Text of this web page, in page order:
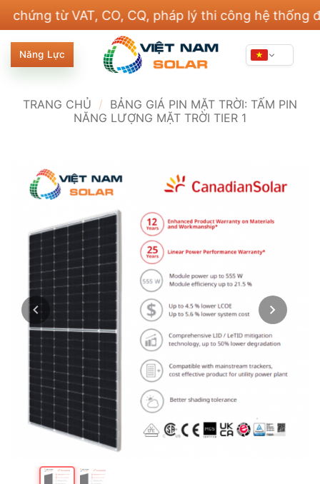
nội
dung
từ VAT, CO, CQ, pháp lý thi công hệ thống điện
Năng Lực
TRANG CHỦ / BẢNG GIÁ PIN MẶT TRỜI: TẤM PIN
NĂNG LƯỢNG MẶT TRỜI TIER 1